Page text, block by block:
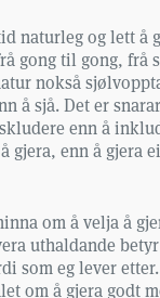
naturleg og lett å
gong til gong, frå
nokså
å sjå. Det er
enn å
gjera, enn å gjera
om å velja å
uthaldande
som eg lever
om å gjera godt